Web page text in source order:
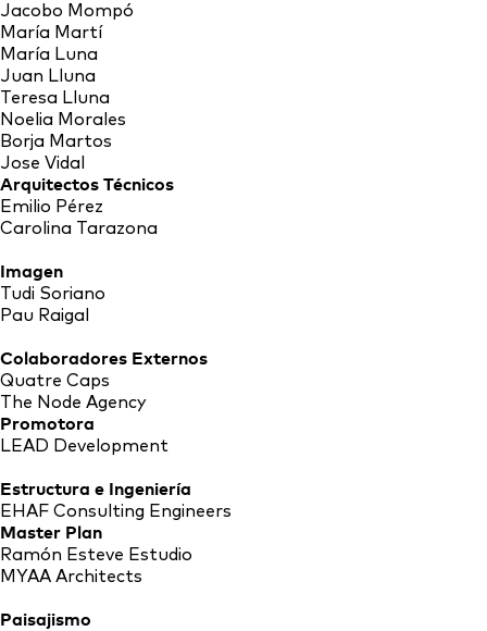
Jacobo Mompó
María Martí
María Luna
Juan Lluna
Teresa Lluna
Noelia Morales
Borja Martos
Jose Vidal
Arquitectos Técnicos
Emilio Pérez
Carolina Tarazona
Imagen
Tudi Soriano
Pau Raigal
Colaboradores Externos
Quatre Caps
The Node Agency
Promotora
LEAD Development
Estructura e Ingeniería
EHAF Consulting Engineers
Master Plan
Ramón Esteve Estudio
MYAA Architects
Paisajismo